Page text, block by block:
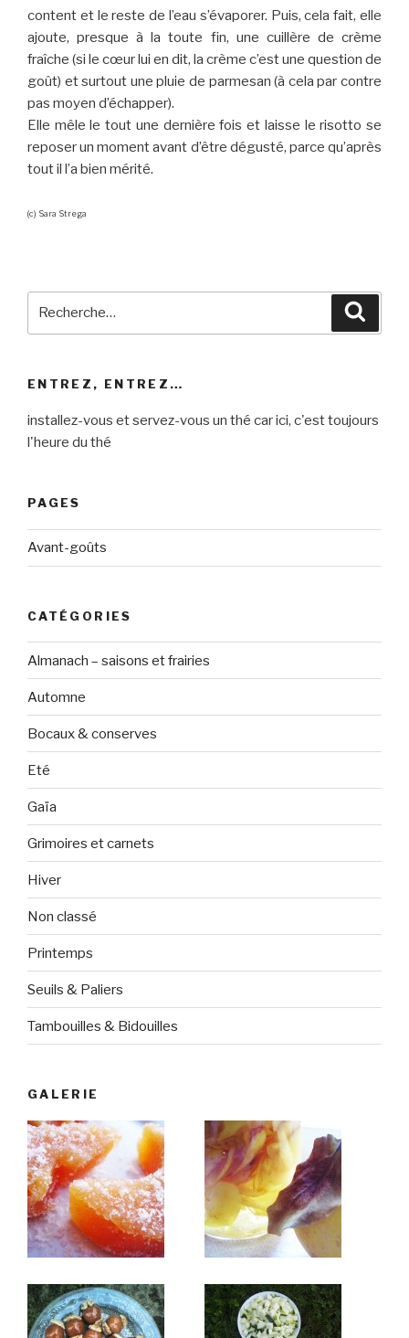
content et le reste de l’eau s’évaporer. Puis, cela fait, elle
ajoute, presque à la toute fin, une cuillère de crème
fraîche (si le cœur lui en dit, la crème c’est une question de
goût) et surtout une pluie de parmesan (à cela par contre
pas moyen d’échapper).
Elle mêle le tout une dernière fois et laisse le risotto se
reposer un moment avant d’être dégusté, parce qu’après
tout il l’a bien mérité.
(c) Sara Strega
ENTREZ, ENTREZ…
installez-vous et servez-vous un thé car ici, c'est toujours
l'heure du thé
PAGES
Avant-goûts
CATÉGORIES
Almanach – saisons et frairies
Automne
Bocaux & conserves
Eté
Gaïa
Grimoires et carnets
Hiver
Non classé
Printemps
Seuils & Paliers
Tambouilles & Bidouilles
GALERIE